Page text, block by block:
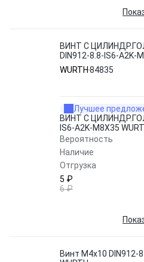
ВИНТ С
DIN912-8.8-IS6-A2K-
WURTH 84835
Лучшее
ВИНТ С
IS6-A2K-M8X35
Вероятность
Наличие
Отгрузка
5 ₽
6 ₽
Винт M4x10 DIN912-